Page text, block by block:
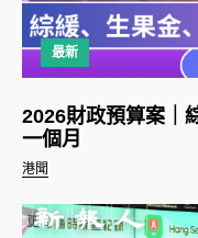
最新
港聞
2026財政預算案｜
一個月